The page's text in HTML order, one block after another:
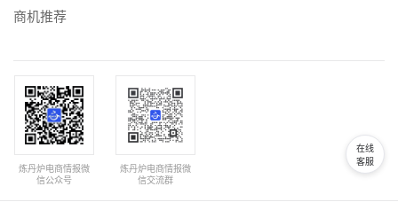
商机推荐
炼丹炉电商情报微
信公众号
炼丹炉电商情报微
信交流群
在线
客服